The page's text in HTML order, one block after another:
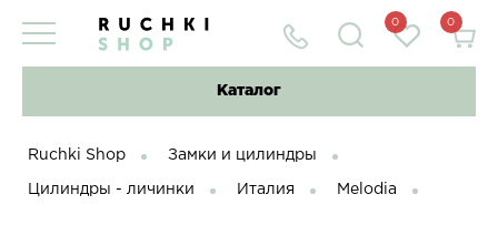
0 0
Каталог
Ruchki Shop Замки и цилиндры
Цилиндры - личинки Италия Melodia